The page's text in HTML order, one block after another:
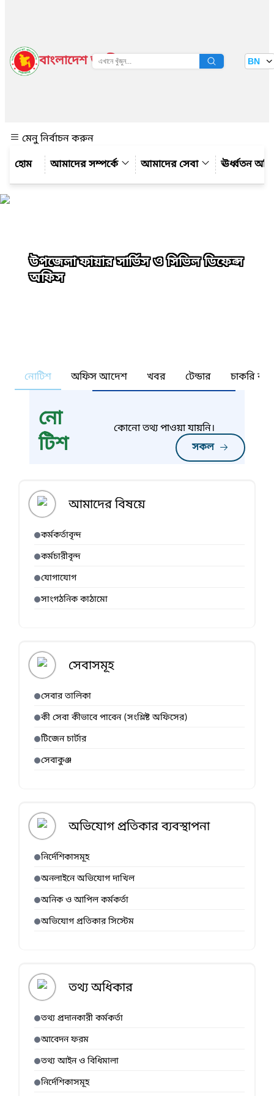
বাংলাদেশ জাতীয় তথ্য বাতায়ন BN
মেনু নির্বাচন করুন
আমাদের সম্পর্কে
আমাদের সেবা ঊর্ধ্বতন
উপজেলা ফায়ার সার্ভিস ও সিভিল ডিফেন্স
অফিস
নোটিশ অফিস আদেশ খবর টেন্ডার চাকরি
নো
টিশ
সকল
কোনো তথ্য পাওয়া যায়নি।
আমাদের বিষয়ে
কর্মকর্তাবৃন্দ
কর্মচারীবৃন্দ
যোগাযোগ
সাংগঠনিক কাঠামো
সেবাসমূহ
সেবার তালিকা
কী সেবা কীভাবে পাবেন (সংশ্লিষ্ট অফিসের)
টিজেন চার্টার
সেবাকুঞ্জ
অভিযোগ প্রতিকার ব্যবস্থাপনা
নির্দেশিকাসমূহ
অনলাইনে অভিযোগ দাখিল
অনিক ও আপিল কর্মকর্তা
অভিযোগ প্রতিকার সিস্টেম
তথ্য অধিকার
তথ্য প্রদানকারী কর্মকর্তা
আবেদন ফরম
তথ্য আইন ও বিধিমালা
নির্দেশিকাসমূহ